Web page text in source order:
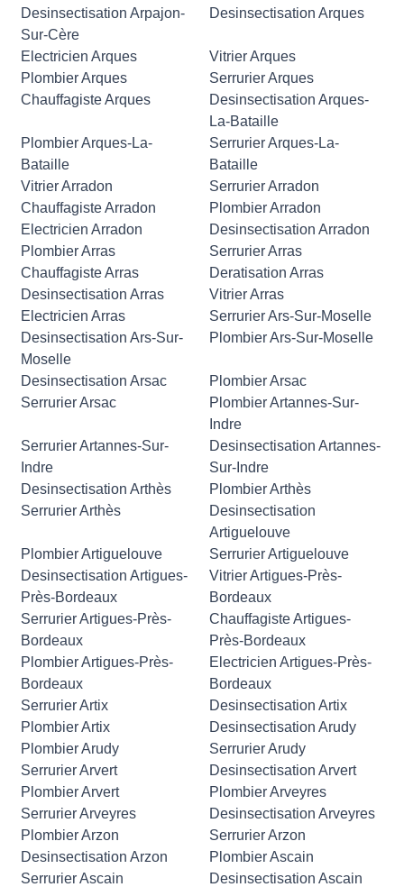
Desinsectisation Arpajon-
Sur-Cère
Desinsectisation Arques
Electricien Arques
Vitrier Arques
Plombier Arques
Serrurier Arques
Chauffagiste Arques
Desinsectisation Arques-
La-Bataille
Plombier Arques-La-
Bataille
Serrurier Arques-La-
Bataille
Vitrier Arradon
Serrurier Arradon
Chauffagiste Arradon
Plombier Arradon
Electricien Arradon
Desinsectisation Arradon
Plombier Arras
Serrurier Arras
Chauffagiste Arras
Deratisation Arras
Desinsectisation Arras
Vitrier Arras
Electricien Arras
Serrurier Ars-Sur-Moselle
Desinsectisation Ars-Sur-
Moselle
Plombier Ars-Sur-Moselle
Desinsectisation Arsac
Plombier Arsac
Serrurier Arsac
Plombier Artannes-Sur-
Indre
Serrurier Artannes-Sur-
Indre
Desinsectisation Artannes-
Sur-Indre
Desinsectisation Arthès
Plombier Arthès
Serrurier Arthès
Desinsectisation
Artiguelouve
Plombier Artiguelouve
Serrurier Artiguelouve
Desinsectisation Artigues-
Près-Bordeaux
Vitrier Artigues-Près-
Bordeaux
Serrurier Artigues-Près-
Bordeaux
Chauffagiste Artigues-
Près-Bordeaux
Plombier Artigues-Près-
Bordeaux
Electricien Artigues-Près-
Bordeaux
Serrurier Artix
Desinsectisation Artix
Plombier Artix
Desinsectisation Arudy
Plombier Arudy
Serrurier Arudy
Serrurier Arvert
Desinsectisation Arvert
Plombier Arvert
Plombier Arveyres
Serrurier Arveyres
Desinsectisation Arveyres
Plombier Arzon
Serrurier Arzon
Desinsectisation Arzon
Plombier Ascain
Serrurier Ascain
Desinsectisation Ascain